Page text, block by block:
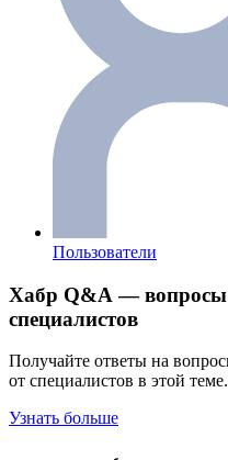
Пользователи
Хабр Q&A — вопросы
специалистов
Получайте ответы на
от специалистов в этой теме.
Узнать больше